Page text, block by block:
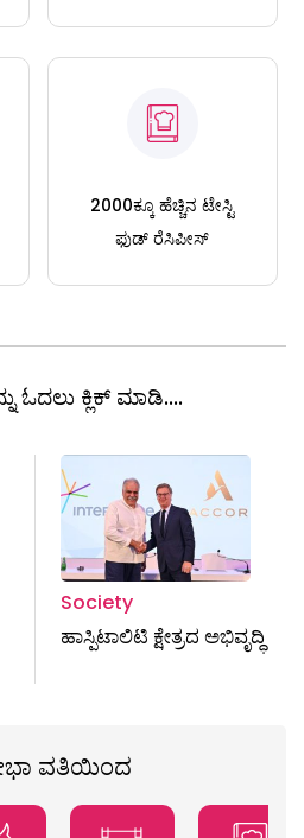
2000ಕ್ಕೂ ಹೆಚ್ಚಿನ ಟೇಸ್ಟಿ
ಫುಡ್ ರೆಸಿಪೀಸ್
ಓದಲು ಕ್ಲಿಕ್ ಮಾಡಿ....
Society
ಹಾಸ್ಪಿಟಾಲಿಟಿ ಕ್ಷೇತ್ರದ ಅಭಿವೃದ್ಧಿ
ವತಿಯಿಂದ